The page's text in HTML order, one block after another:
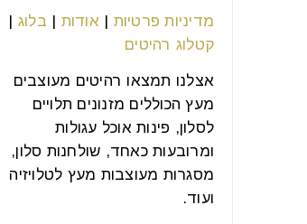
מדיניות פרטיות |אודות | בלוג |
קטלוג רהיטים
אצלנו תמצאו רהיטים מעוצבים
מעץ הכוללים מזנונים תלויים
לסלון, פינות אוכל עגולות
ומרובעות כאחד, שולחנות סלון,
מסגרות מעוצבות מעץ לטלויזיה
ועוד.